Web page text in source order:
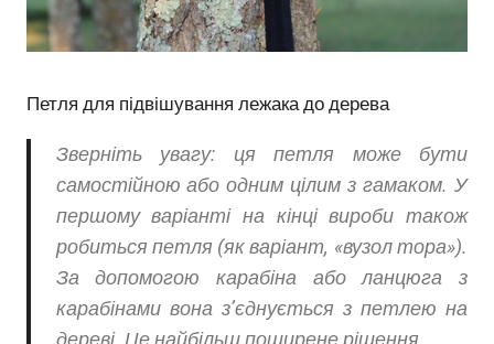
Петля для підвішування лежака до дерева
Зверніть увагу: ця петля може бути
самостійною або одним цілим з гамаком. У
першому варіанті на кінці вироби також
робиться петля (як варіант, «вузол тора»).
За допомогою карабіна або ланцюга з
карабінами вона з’єднується з петлею на
дереві. Це найбільш поширене рішення.